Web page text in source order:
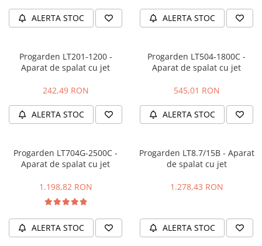
Protectia capului
Masti de protectie
Ochelari si viziere de protectie
acumulator unic Detoolz FLEXI
POWER
Acumulatori si incarcatoare
platforma Detoolz FLEXI POWER
acumulator Detoolz FLEXI POWER
Drujbe/fierastraie electrice cu lant
Fierastraie circulare cu acumulator
Fierastraie pendulare orizontale cu
acumulator Detoolz FLEXI POWER
ALERTA STOC ALERTA STOC
Progarden LT201-1200 -
Aparat de spalat cu jet
242,49 RON
ALERTA STOC
Progarden LT504-1800C -
Aparat de spalat cu jet
545,01 RON
ALERTA STOC
Progarden LT704G-2500C -
Aparat de spalat cu jet
1.198,82 RON
ALERTA STOC
Progarden LT8.7/15B - Aparat
de spalat cu jet
1.278,43 RON
ALERTA STOC